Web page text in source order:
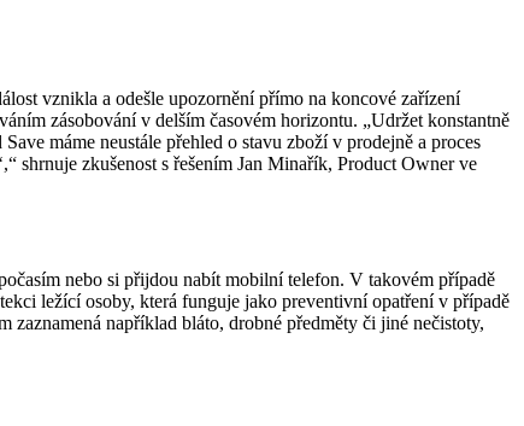
vznikla a odešle upozornění přímo na koncové zařízení
zásobování v delším časovém horizontu. „Udržet konstantně
máme neustále přehled o stavu zboží v prodejně a proces
shrnuje zkušenost s řešením Jan Minařík, Product Owner ve
nebo si přijdou nabít mobilní telefon. V takovém případě
ležící osoby, která funguje jako preventivní opatření v případě
například bláto, drobné předměty či jiné nečistoty,